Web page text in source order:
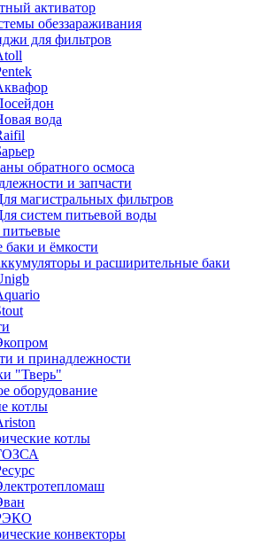
активатор
обеззараживания
для фильтров
вода
обратного осмоса
и запчасти
магистральных фильтров
систем питьевой воды
и ёмкости
и расширительные баки
и принадлежности
"Тверь"
оборудование
котлы
котлы
конвекторы